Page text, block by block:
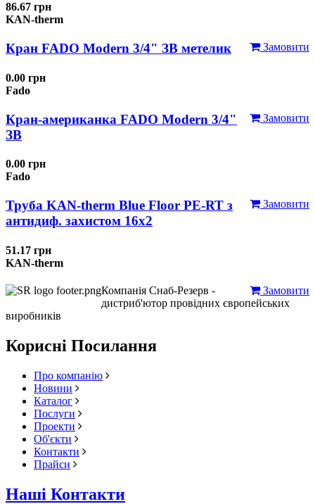
86.67 грн
KAN-therm
Замовити
Кран FADO Modern 3/4" ЗВ метелик
0.00 грн
Fado
Замовити
Кран-американка FADO Modern 3/4"
ЗВ
0.00 грн
Fado
Замовити
Труба KAN-therm Blue Floor PE-RT з
антидиф. захистом 16х2
51.17 грн
KAN-therm
Замовити
Компанія Снаб-Резерв -
дистриб'ютор провідних європейських
виробників
Корисні Посилання
Про компанію
Новини
Каталог
Послуги
Проекти
Об'єкти
Контакти
Прайси
Наші Контакти